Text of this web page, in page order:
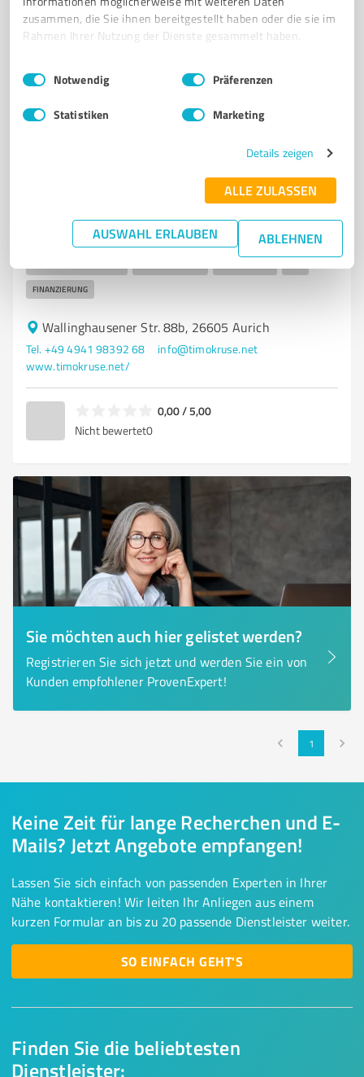
zusammen, die Sie ihnen bereitgestellt haben oder die sie im
Rahmen Ihrer Nutzung der Dienste gesammelt haben.
Impressum Datenschutzbestimmungen
Einwilligungsauswahl
Notwendig Präferenzen
Statistiken Marketing
Details zeigen
ALLE ZULASSEN
AUSWAHL ERLAUBEN ABLEHNEN
Tel. 04941 6970700
info@br-concepts.com
www.br-concepts.com/
2 Bewertungen (1 Quelle)
EXISTENZGRÜNDUNG BUCHHALTUNG
FINANZIERUNG
Wallinghausener Str. 88b, 26605 Aurich
Tel. +49 4941 98392 68
info@timokruse.net
www.timokruse.net/
0,00 / 5,00
Nicht bewertet0
Sie möchten auch hier gelistet werden?
Registrieren Sie sich jetzt und werden Sie ein von
Kunden empfohlener ProvenExpert!
1
Finden Sie die beliebtesten
Dienstleister:
Keine Zeit für lange Recherchen und E-
Mails? Jetzt Angebote empfangen!
Lassen Sie sich einfach von passenden Experten in Ihrer
Nähe kontaktieren! Wir leiten Ihr Anliegen aus einem
kurzen Formular an bis zu 20 passende Dienstleister weiter.
SO EINFACH GEHT'S